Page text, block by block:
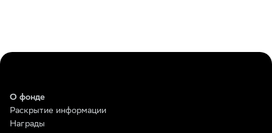
О фонде
Раскрытие информации
Награды